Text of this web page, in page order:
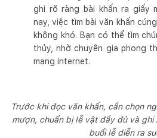
ghi rõ ràng bài khấn ra giấy
nay, việc tìm bài văn khấn
không khó. Bạn có thể tìm
thủy, nhờ chuyên gia phong
mạng internet.
Trước khi đọc văn khấn, cần chọn
mượn, chuẩn bị lễ vật đầy đủ và ghi
buổi lễ diễn ra